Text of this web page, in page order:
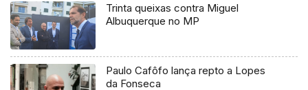
Trinta queixas contra Miguel
Albuquerque no MP
Paulo Cafôfo lança repto a Lopes
da Fonseca